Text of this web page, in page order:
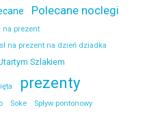
Polecane noclegi
na prezent
na prezent na dzień dziadka
Szlakiem
prezenty
Soke Spływ pontonowy